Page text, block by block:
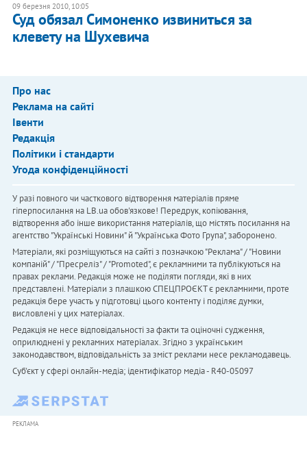
09 березня 2010, 10:05
Суд обязал Симоненко извиниться за
клевету на Шухевича
Про нас
Реклама на сайті
Івенти
Редакція
Політики і стандарти
Угода конфіденційності
У разі повного чи часткового відтворення матеріалів пряме
гіперпосилання на LB.ua обов'язкове! Передрук, копіювання,
відтворення або інше використання матеріалів, що містять посилання на
агентство "Українськi Новини" й "Українська Фото Група", заборонено.
Матеріали, які розміщуються на сайті з позначкою "Реклама" / "Новини
компаній" / "Пресреліз" / "Promoted", є рекламними та публікуються на
правах реклами. Редакція може не поділяти погляди, які в них
представлені. Матеріали з плашкою СПЕЦПРОЄКТ є рекламними, проте
редакція бере участь у підготовці цього контенту і поділяє думки,
висловлені у цих матеріалах.
Редакція не несе відповідальності за факти та оціночні судження,
оприлюднені у рекламних матеріалах. Згідно з українським
законодавством, відповідальність за зміст реклами несе рекламодавець.
Cуб'єкт у сфері онлайн-медіа; ідентифікатор медіа - R40-05097
РЕКЛАМА